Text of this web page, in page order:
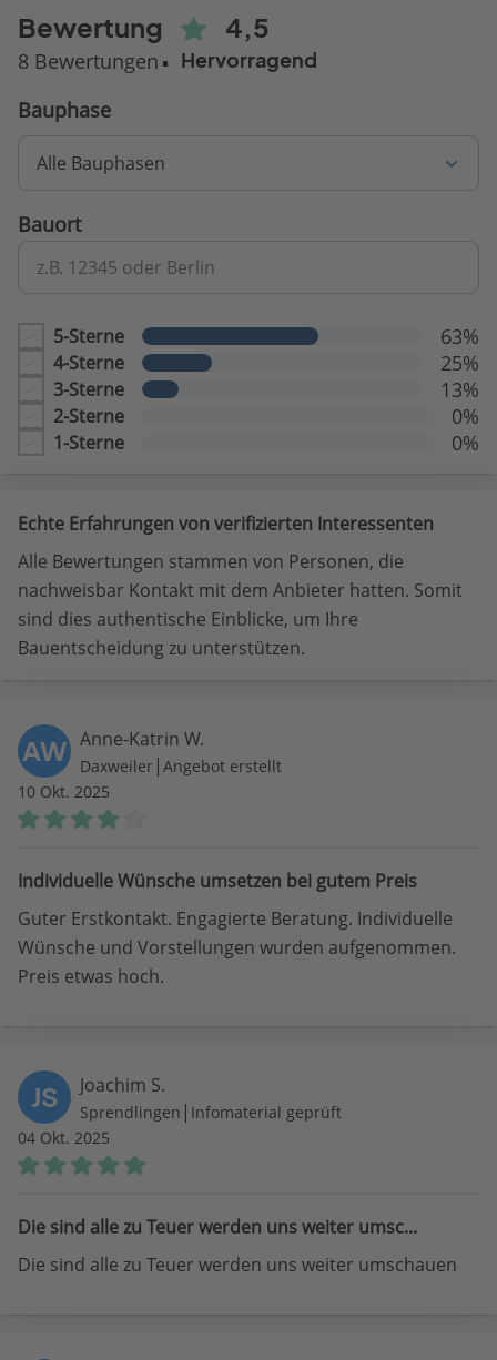
Bewertung 4,5
8 Bewertungen Hervorragend
Bauphase
Alle Bauphasen
Bauort
z.B. 12345 oder Berlin
5-Sterne 63%
4-Sterne 25%
3-Sterne 13%
2-Sterne 0%
1-Sterne 0%
Echte Erfahrungen von verifizierten Interessenten
Alle Bewertungen stammen von Personen, die
nachweisbar Kontakt mit dem Anbieter hatten. Somit
sind dies authentische Einblicke, um Ihre
Bauentscheidung zu unterstützen.
AW Anne-Katrin W.
Daxweiler | Angebot erstellt
10 Okt. 2025
Individuelle Wünsche umsetzen bei gutem Preis
Guter Erstkontakt. Engagierte Beratung. Individuelle
Wünsche und Vorstellungen wurden aufgenommen.
Preis etwas hoch.
JS Joachim S.
Sprendlingen | Infomaterial geprüft
04 Okt. 2025
Die sind alle zu Teuer werden uns weiter umsc...
Die sind alle zu Teuer werden uns weiter umschauen